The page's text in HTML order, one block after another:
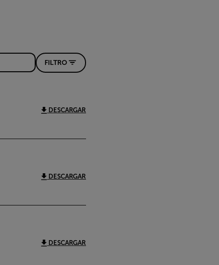
FILTRO
DESCARGAR
DESCARGAR
DESCARGAR